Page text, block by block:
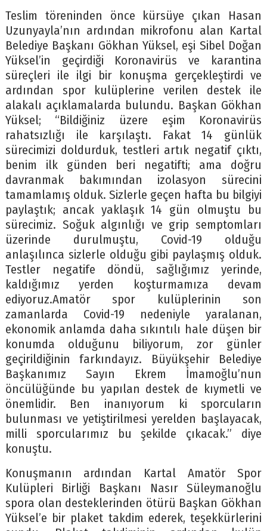
Teslim töreninden önce kürsüye çıkan Hasan
Uzunyayla’nın ardından mikrofonu alan Kartal
Belediye Başkanı Gökhan Yüksel, eşi Sibel Doğan
Yüksel’in geçirdiği Koronavirüs ve karantina
süreçleri ile ilgi bir konuşma gerçekleştirdi ve
ardından spor kulüplerine verilen destek ile
alakalı açıklamalarda bulundu. Başkan Gökhan
Yüksel; “Bildiğiniz üzere eşim Koronavirüs
rahatsızlığı ile karşılaştı. Fakat 14 günlük
sürecimizi doldurduk, testleri artık negatif çıktı,
benim ilk günden beri negatifti; ama doğru
davranmak bakımından izolasyon sürecini
tamamlamış olduk. Sizlerle geçen hafta bu bilgiyi
paylaştık; ancak yaklaşık 14 gün olmuştu bu
sürecimiz. Soğuk algınlığı ve grip semptomları
üzerinde durulmuştu, Covid-19 olduğu
anlaşılınca sizlerle olduğu gibi paylaşmış olduk.
Testler negatife döndü, sağlığımız yerinde,
kaldığımız yerden koşturmamıza devam
ediyoruz.Amatör spor kulüplerinin son
zamanlarda Covid-19 nedeniyle yaralanan,
ekonomik anlamda daha sıkıntılı hale düşen bir
konumda olduğunu biliyorum, zor günler
geçirildiğinin farkındayız. Büyükşehir Belediye
Başkanımız Sayın Ekrem İmamoğlu’nun
öncülüğünde bu yapılan destek de kıymetli ve
önemlidir. Ben inanıyorum ki sporcuların
bulunması ve yetiştirilmesi yerelden başlayacak,
milli sporcularımız bu şekilde çıkacak.” diye
konuştu.
Konuşmanın ardından Kartal Amatör Spor
Kulüpleri Birliği Başkanı Nasır Süleymanoğlu
spora olan desteklerinden ötürü Başkan Gökhan
Yüksel’e bir plaket takdim ederek, teşekkürlerini